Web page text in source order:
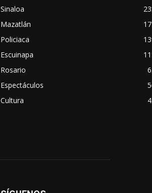
Sinaloa
Mazatlán
Policiaca
Escuinapa
Rosario
Espectáculos
Cultura